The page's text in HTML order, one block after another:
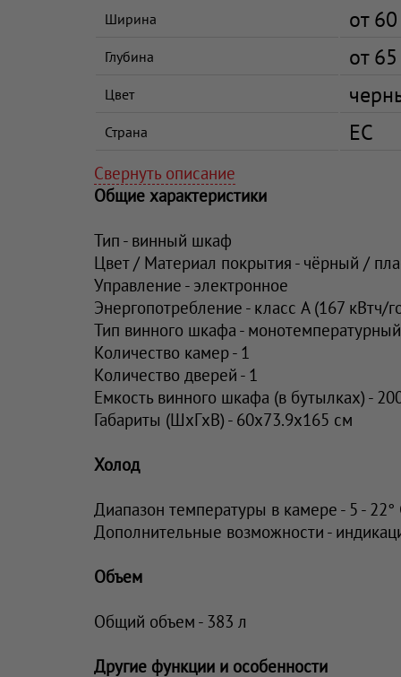
Ширина от
Глубина от
Цвет
Страна ЕС
Свернуть описание
Общие характеристики
Тип - винный шкаф
Цвет / Материал покрытия - чёрный /
Управление - электронное
Энергопотребление - класс A (167 кВтч/
Тип винного шкафа - монотемпературный
Количество камер - 1
Количество дверей - 1
Емкость винного шкафа (в бутылках) -
Габариты (ШxГxВ) - 60x73.9x165 см
Холод
Диапазон температуры в камере - 5 - 22°
Дополнительные возможности -
Объем
Общий объем - 383 л
Другие функции и особенности